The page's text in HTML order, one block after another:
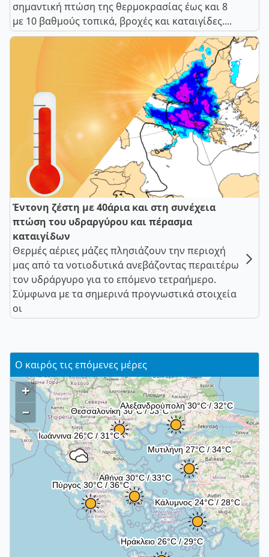
σημαντική πτώση της θερμοκρασίας έως και 8
με 10 βαθμούς τοπικά, βροχές και καταιγίδες....
Έντονη ζέστη με 40άρια και στη συνέχεια
πτώση του υδραργύρου και πέρασμα
καταιγίδων
Θερμές αέριες μάζες πλησιάζουν την περιοχή
μας από τα νοτιοδυτικά ανεβάζοντας περαιτέρω
τον υδράργυρο για το επόμενο τετραήμερο.
Σύμφωνα με τα σημερινά προγνωστικά στοιχεία
οι
Ο καιρός τις επόμενες μέρες
+
–